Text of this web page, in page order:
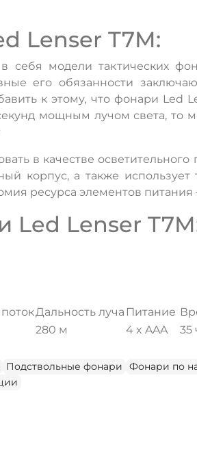
Lenser T7M:
модели тактических
его обязанности
к этому, что фонари Led
мощным лучом света, то
в качестве
корпус, а также
ресурса элементов питания
Led Lenser
Дальность луча Питание
280 м 4 x AAA 35
Подствольные фонари Фонари по